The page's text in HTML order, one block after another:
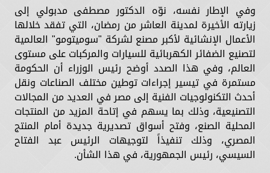
وفي الإطار نفسه، نوّه الدكتور مصطفى مدبولي إلى
زيارته الأخيرة لمدينة العاشر من رمضان، التي تفقد خلالها
الأعمال الإنشائية لأكبر مصنع لشركة "سوميتومو" العالمية
لتصنيع الضفائر الكهربائية للسيارات والمركبات على مستوى
العالم، وفي هذا الصدد أوضح رئيس الوزراء أن الحكومة
مستمرة في تيسير إجراءات توطين مختلف الصناعات ونقل
أحدث التكنولوجيات الفنية إلى مصر في العديد من المجالات
التصنيعية، وذلك بما يسهم في إتاحة المزيد من المنتجات
المحلية الصنع، وفتح أسواق تصديرية جديدة أمام المنتج
المصري، وذلك تنفيذاً لتوجيهات الرئيس عبد الفتاح
السيسي، رئيس الجمهورية، في هذا الشأن.